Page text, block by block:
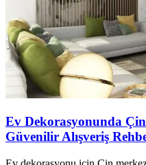
Ev Dekorasyonunda Çin
Güvenilir Alışveriş